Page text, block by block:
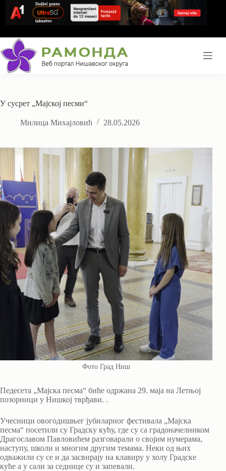
content
У сусрет „Мајској песми“
Милица Михајловић 28.05.2026
Фото Град Ниш
Педесета „Мајска песма“ биће одржана 29. маја на Летњој
позорници у Нишкој тврђави. .
Учесници овогодишњег јубиларног фестивала „Мајска
песма“ посетили су Градску кућу, где су са градоначелником
Драгославом Павловићем разговарали о својим нумерама,
наступу, школи и многим другим темама. Неки од њих
одважили су се и да засвирају на клавиру у холу Градске
куће а у сали за седнице су и запевали.